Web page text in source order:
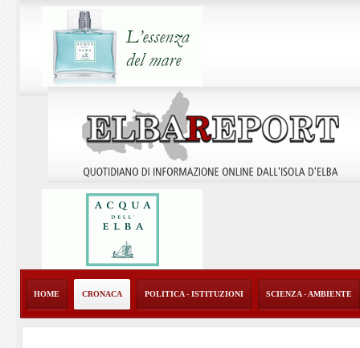
HOME CRONACA POLITICA - ISTITUZIONI SCIENZA - AMBIENTE